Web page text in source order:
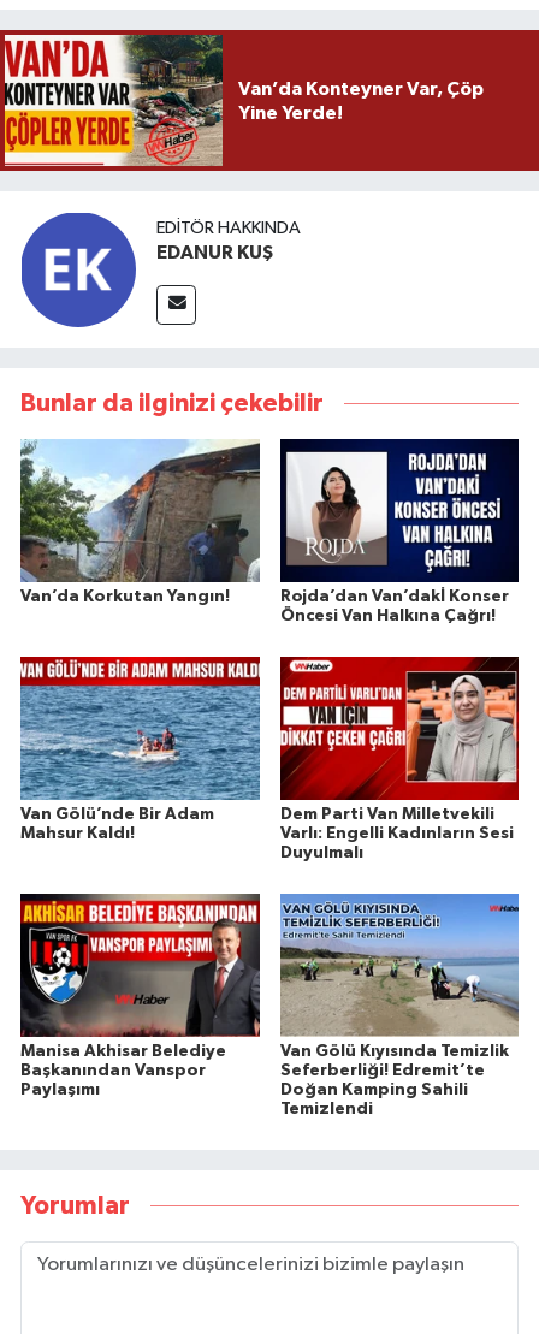
Van’da Konteyner Var, Çöp
Yine Yerde!
EDITÖR HAKKINDA
EDANUR KUŞ
Bunlar da ilginizi çekebilir
Van’da Korkutan Yangın!
Rojda’dan Van’dakİ Konser
Öncesi Van Halkına Çağrı!
Van Gölü’nde Bir Adam
Mahsur Kaldı!
Dem Parti Van Milletvekili
Varlı: Engelli Kadınların Sesi
Duyulmalı
Manisa Akhisar Belediye
Başkanından Vanspor
Paylaşımı
Van Gölü Kıyısında Temizlik
Seferberliği! Edremit’te
Doğan Kamping Sahili
Temizlendi
Yorumlar